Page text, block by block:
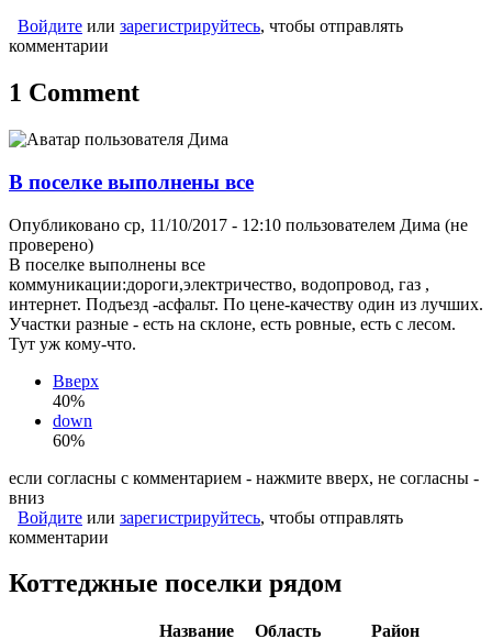
Войдите или зарегистрируйтесь, чтобы отправлять
комментарии
1 Comment
В поселке выполнены все
Опубликовано ср, 11/10/2017 - 12:10 пользователем Дима (не
проверено)
В поселке выполнены все
коммуникации:дороги,электричество, водопровод, газ ,
интернет. Подъезд -асфальт. По цене-качеству один из лучших.
Участки разные - есть на склоне, есть ровные, есть с лесом.
Тут уж кому-что.
Вверх
40%
down
60%
если согласны с комментарием - нажмите вверх, не согласны -
вниз
Войдите или зарегистрируйтесь, чтобы отправлять
комментарии
Коттеджные поселки рядом
Название Область Район